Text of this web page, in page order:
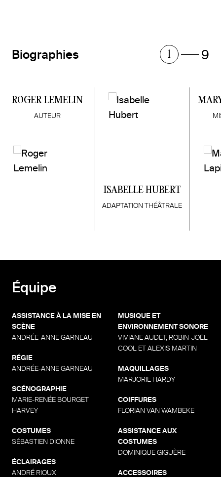
Biographies 1 9
ROGER LEMELIN
AUTEUR
ISABELLE HUBERT
ADAPTATION THÉÂTRALE
Équipe
ASSISTANCE À LA MISE EN
SCÈNE
ANDRÉE-ANNE GARNEAU
RÉGIE
ANDRÉE-ANNE GARNEAU
SCÉNOGRAPHIE
MARIE-RENÉE BOURGET
HARVEY
COSTUMES
SÉBASTIEN DIONNE
ÉCLAIRAGES
ANDRÉ RIOUX
MUSIQUE ET
ENVIRONNEMENT SONORE
VIVIANE AUDET, ROBIN-JOËL
COOL ET ALEXIS MARTIN
MAQUILLAGES
MARJORIE HARDY
COIFFURES
FLORIAN VAN WAMBEKE
ASSISTANCE AUX
COSTUMES
DOMINIQUE GIGUÈRE
ACCESSOIRES